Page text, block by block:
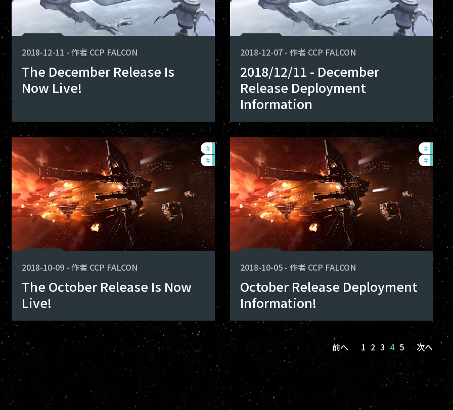
2018-12-11 -作者 CCP FALCON
The December Release Is
Now Live!
2018-12-07 - 作者 CCP FALCON
2018/12/11 - December
Release Deployment
Information
updates
features
changes
# balance-changes
# development-updates
2018-10-09 -作者 CCP FALCON
The October Release Is Now
Live!
#
#
2018-10-05 - 作者 CCP FALCON
October Release Deployment
Information!
前へ 1 2 3 4 5 次へ